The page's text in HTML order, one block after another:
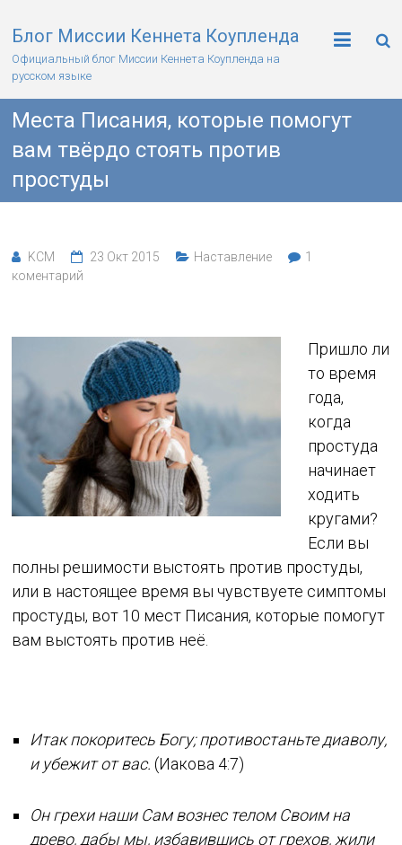
Блог Миссии Кеннета Коупленда
Официальный блог Миссии Кеннета Коупленда на
русском языке
Места Писания, которые помогут
вам твёрдо стоять против
простуды
KCM 23 Окт 2015 Наставление
1
коментарий
Пришло ли
то время
года,
когда
простуда
начинает
ходить
кругами?
Если вы
полны решимости выстоять против простуды,
или в настоящее время вы чувствуете симптомы
простуды, вот 10 мест Писания, которые помогут
вам выстоять против неё.
Итак покоритесь Богу; противостаньте диаволу,
и убежит от вас. (Иакова 4:7)
Он грехи наши Сам вознес телом Своим на
древо, дабы мы, избавившись от грехов, жили